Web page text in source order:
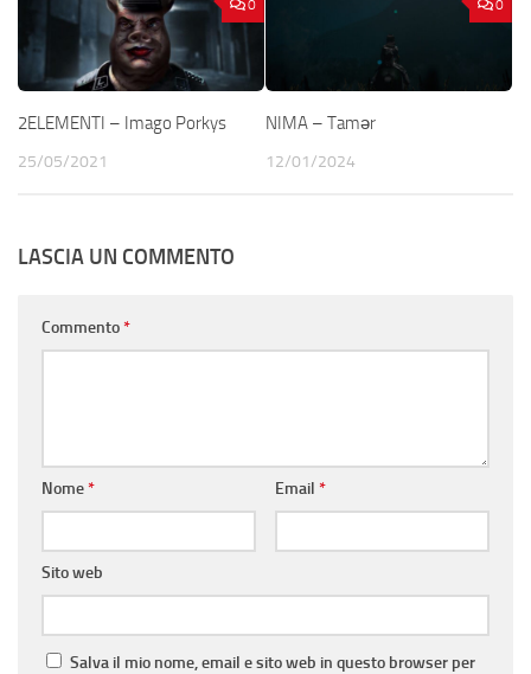
0
2ELEMENTI – Imago Porkys
25/05/2021
0
NIMA – Tamər
12/01/2024
LASCIA UN COMMENTO
Commento*
Nome* Email *
Sito web
Salva il mio nome, email e sito web in questo browser per